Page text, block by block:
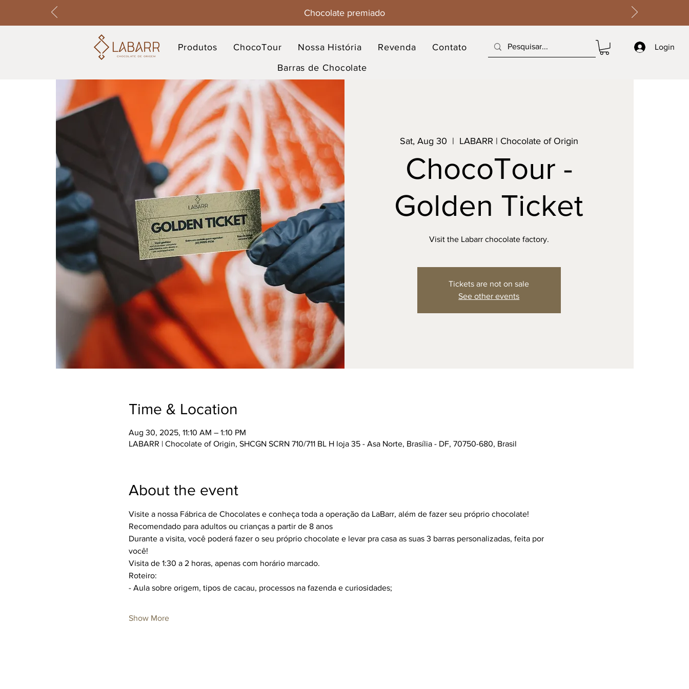
Chocolate premiado
Produtos ChocoTour Nossa História Revenda
Contato
Barras de Chocolate
Login
Sat, Aug 30
  |
LABARR | Chocolate of Origin
ChocoTour -
Golden Ticket
Visit the Labarr chocolate factory.
Tickets are not on sale
See other events
Time & Location
Aug 30, 2025, 11:10 AM – 1:10 PM
LABARR | Chocolate of Origin, SHCGN SCRN 710/711 BL H loja 35 - Asa Norte, Brasília - DF, 70750-680, Brasil
About the event
Visite a nossa Fábrica de Chocolates e conheça toda a operação da LaBarr, além de fazer seu próprio chocolate!
Recomendado para adultos ou crianças a partir de 8 anos
Durante a visita, você poderá fazer o seu próprio chocolate e levar pra casa as suas 3 barras personalizadas, feita por
você!
Visita de 1:30 a 2 horas, apenas com horário marcado.
Roteiro:
- Aula sobre origem, tipos de cacau, processos na fazenda e curiosidades;
Show More